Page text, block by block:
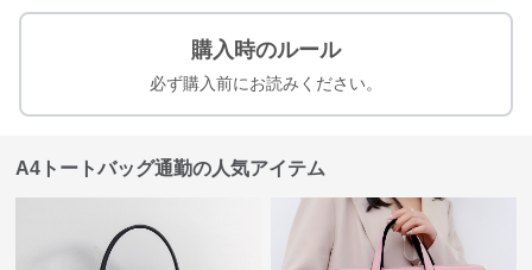
購入時のルール
必ず購入前にお読みください。
A4トートバッグ通勤の人気アイテム